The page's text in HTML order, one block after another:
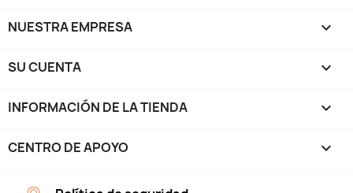
NUESTRA EMPRESA 
SU CUENTA 
INFORMACIÓN DE LA TIENDA keyboard_arrow_down
CENTRO DE APOYO 